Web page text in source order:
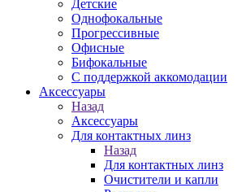
Детские
Однофокальные
Прогрессивные
Офисные
Бифокальные
С поддержкой аккомодации
Аксессуары
Назад
Аксессуары
Для контактных линз
Назад
Для контактных линз
Очистители и капли